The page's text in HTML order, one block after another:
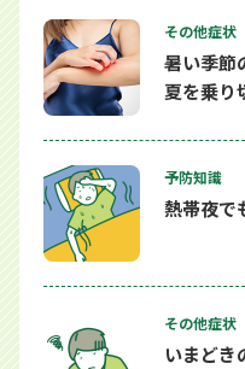
その他症状
暑い季節
夏を乗り
予防知識
熱帯夜で
その他症状
いまどき